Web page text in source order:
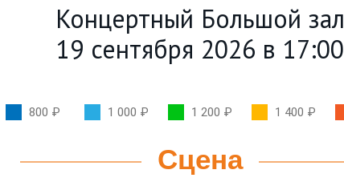
Концертный Большой зал
19 сентября 2026 в 17:00
800 ₽ 1 000 ₽ 1 200 ₽ 1 400 ₽
Сцена